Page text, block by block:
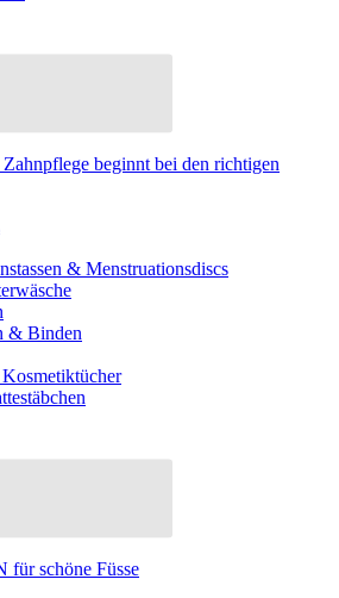
beginnt bei den richtigen
& Menstruationsdiscs
& Binden
schöne Füsse